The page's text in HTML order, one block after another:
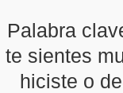
Palabra
te sientes
hiciste o